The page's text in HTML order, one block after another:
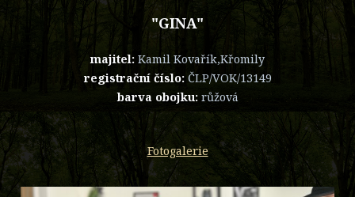
"GINA"
majitel: Kamil Kovařík,Křomily
registrační číslo: ČLP/VOK/13149
barva obojku: růžová
Fotogalerie